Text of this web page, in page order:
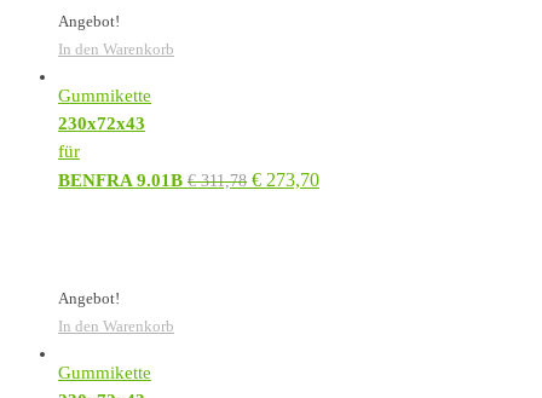
Angebot!
In den Warenkorb
Gummikette
230x72x43
für
BENFRA 9.01B €311,78 € 273,70
Angebot!
In den Warenkorb
Gummikette